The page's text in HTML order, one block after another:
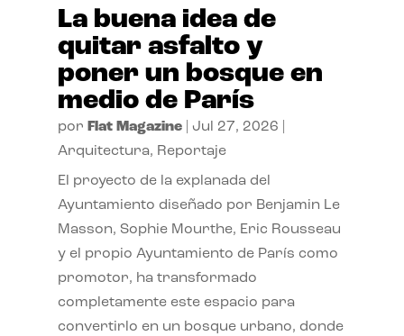
La buena idea de
quitar asfalto y
poner un bosque en
medio de París
por Flat Magazine| Jul 27, 2026
Arquitectura, Reportaje
El proyecto de la explanada del
Ayuntamiento diseñado por Benjamin Le
Masson, Sophie Mourthe, Eric Rousseau
y el propio Ayuntamiento de París como
promotor, ha transformado
completamente este espacio para
convertirlo en un bosque urbano, donde